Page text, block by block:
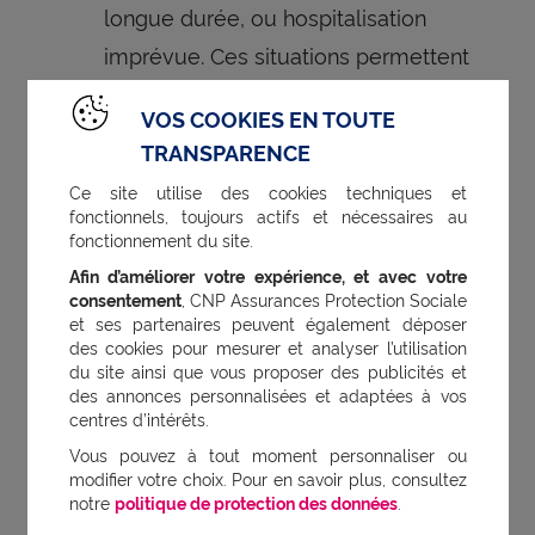
longue durée, ou hospitalisation
imprévue. Ces situations permettent
des contextes sensibles.
Quels délais de prise en charge sont
évoqués dans les avis sur la prévoyance
CNP ?
Dans les avis clients sur la
prévoyance CNP, le délai de
traitement des demandes est
un critère souvent mentionné. La
majorité des assurés saluent une
prise en charge rapide dès la
réception du dossier complet.
VOS COOKIES EN TOUTE
TRANSPARENCE
Ce site utilise des cookies techniques et
fonctionnels, toujours actifs et nécessaires au
fonctionnement du site.
Afin d’améliorer votre expérience, et avec votre
consentement, CNP Assurances Protection Sociale
et ses partenaires peuvent également déposer
des cookies pour mesurer et analyser l’utilisation
du site ainsi que vous proposer des publicités et
des annonces personnalisées et adaptées à vos
centres d’intérêts.
Vous pouvez à tout moment personnaliser ou
modifier votre choix. Pour en savoir plus, consultez
notre politique de protection des données.